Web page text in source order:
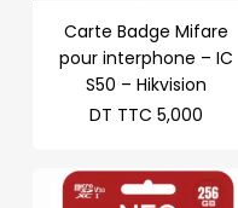
Carte Badge Mifare
pour interphone – IC
S50 – Hikvision
DT TTC 5,000